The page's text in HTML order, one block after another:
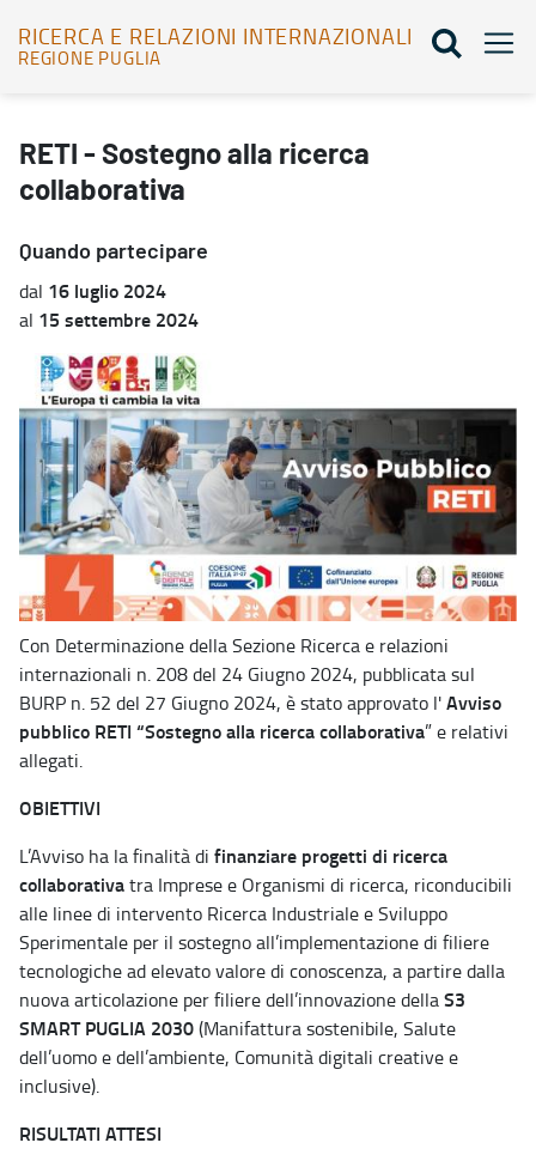
RICERCA E RELAZIONI INTERNAZIONALI
REGIONE PUGLIA
RETI - Sostegno alla ricerca
collaborativa
Quando partecipare
dal 16 luglio 2024
al 15 settembre 2024
Con Determinazione della Sezione Ricerca e relazioni
internazionali n. 208 del 24 Giugno 2024, pubblicata sul
BURP n. 52 del 27 Giugno 2024, è stato approvato l'Avviso
pubblico RETI “Sostegno alla ricerca collaborativa” e relativi
allegati.
OBIETTIVI
L’Avviso ha la finalità di finanziare progetti di ricerca
collaborativatra Imprese e Organismi di ricerca, riconducibili
alle linee di intervento Ricerca Industriale e Sviluppo
Sperimentale per il sostegno all’implementazione di filiere
tecnologiche ad elevato valore di conoscenza, a partire dalla
nuova articolazione per filiere dell’innovazione dellaS3
SMART PUGLIA 2030(Manifattura sostenibile, Salute
dell’uomo e dell’ambiente, Comunità digitali creative e
inclusive).
RISULTATI ATTESI